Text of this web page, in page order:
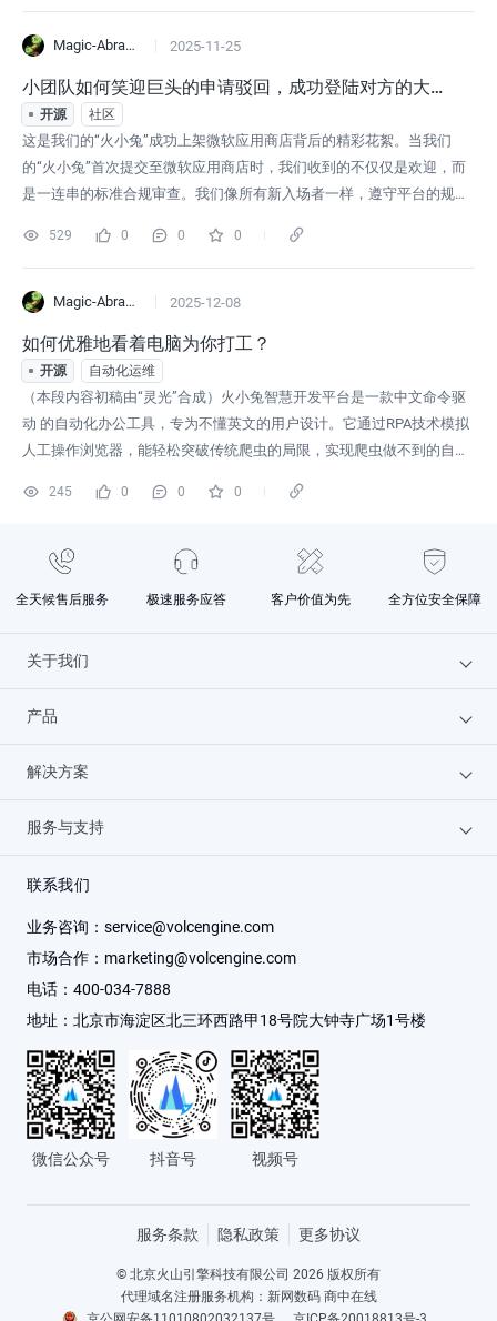
T】”火小兔——执行开发的脚本文件（本项目联网对照组的交互演
示）：“机关文件”与“秘籍文
Magic-Abracadabra 2025-11-25
小团队如何笑迎巨头的申请驳回，成功登陆对方的大平
台 开源 社区
这是我们的“火小兔”成功上架微软应用商店背后的精彩花絮。当我们
的“火小兔”首次提交至微软应用商店时，我们收到的不仅仅是欢迎，而
是一连串的标准合规审查。我们像所有新入场者一样，遵守平台的规
我们在它的平台上提供除了微软应用商店以外的其它下载渠道，并且不
许我们在程序信息里面声明我们的免费立场）。这只是第一关。紧接
着，第二关的考验近乎“绝杀”。
529 0 0 0
Magic-Abracadabra 2025-12-08
如何优雅地看着电脑为你打工？
开源 自动化运维
（本段内容初稿由“灵光”合成）火小兔智慧开发平台是一款中文命令驱
动 的自动化办公工具，专为不懂英文的用户设计。它通过RPA技术模拟
人工操作浏览器，能轻松突破传统爬虫的局限，实现爬虫做不到的自动
操作可快速实现批处理· 会话保持与隐私保护：自动维持登录状态，能
环境
245 0 0 0
全天候售后服务 极速服务应答 客户价值为先 全方位安全保障
关于我们
为什么选火山
文档中心
联系我们
人才招聘
云信任中心
友情链接
产品
云服务器
GPU云服务器
机器学习平台
客户数据平台 VeCDP
飞连
视频直播
全部产品
解决方案
汽车行业
金融行业
文娱行业
医疗健康行业
传媒行业
智慧文旅
大消费
服务与支持
备案服务
服务咨询
建议与反馈
廉洁舞弊举报
举报平台
联系我们
业务咨询： service@volcengine.com
市场合作： marketing@volcengine.com
电话： 400-034-7888
地址： 北京市海淀区北三环西路甲18号院大钟寺广场1号楼
微信公众号 抖音号 视频号
服务条款 隐私政策 更多协议
© 北京火山引擎科技有限公司 2026 版权所有
代理域名注册服务机构：新网数码 商中在线